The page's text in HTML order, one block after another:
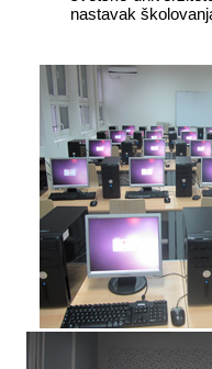
nastavak